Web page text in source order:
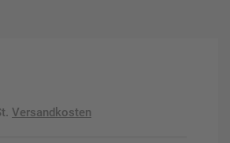
Versandkosten